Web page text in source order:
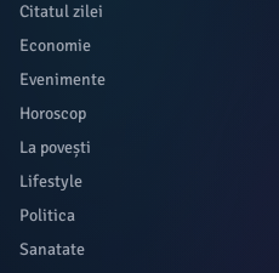
Citatul zilei
Economie
Evenimente
Horoscop
La povești
Lifestyle
Politica
Sanatate